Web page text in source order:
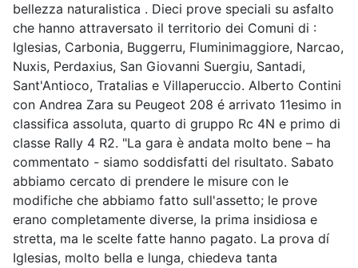
bellezza naturalistica . Dieci prove speciali su asfalto
che hanno attraversato il territorio dei Comuni di :
Iglesias, Carbonia, Buggerru, Fluminimaggiore, Narcao,
Nuxis, Perdaxius, San Giovanni Suergiu, Santadi,
Sant'Antioco, Tratalias e Villaperuccio. Alberto Contini
con Andrea Zara su Peugeot 208 é arrivato 11esimo in
classifica assoluta, quarto di gruppo Rc 4N e primo di
classe Rally 4 R2. "La gara è andata molto bene – ha
commentato - siamo soddisfatti del risultato. Sabato
abbiamo cercato di prendere le misure con le
modifiche che abbiamo fatto sull'assetto; le prove
erano completamente diverse, la prima insidiosa e
stretta, ma le scelte fatte hanno pagato. La prova dí
Iglesias, molto bella e lunga, chiedeva tanta